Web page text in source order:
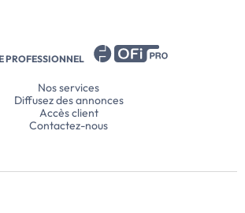
PROFESSIONNEL
Nos services
Diffusez des annonces
Accès client
Contactez-nous